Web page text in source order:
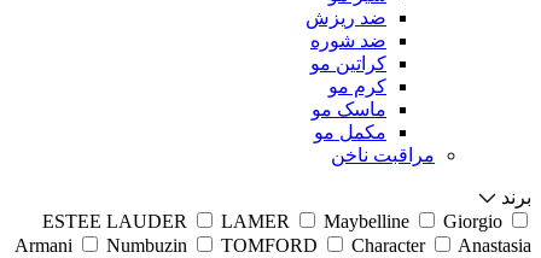
ضد ریزش
ضد شوره
کراتین مو
کرم مو
ماسک مو
مکمل مو
مراقبت ناخن
برند
ESTEE LAUDER
LAMER Maybelline
Giorgio
Armani
Numbuzin TOMFORD Character
Anastasia